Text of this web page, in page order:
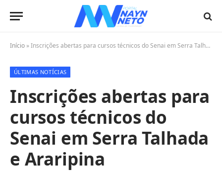
Início »Inscrições abertas para cursos técnicos do Senai em Serra Talhada e Araripina
ÚLTIMAS NOTÍCIAS
Inscrições abertas para
cursos técnicos do
Senai em Serra Talhada
e Araripina